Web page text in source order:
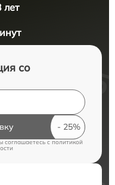
лет
со
соглашаетесь cполитикой